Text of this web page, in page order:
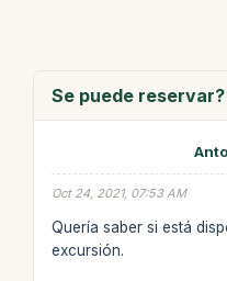
Se puede reservar?
Oct 24, 2021, 07:53 AM
Quería saber si está
excursión.